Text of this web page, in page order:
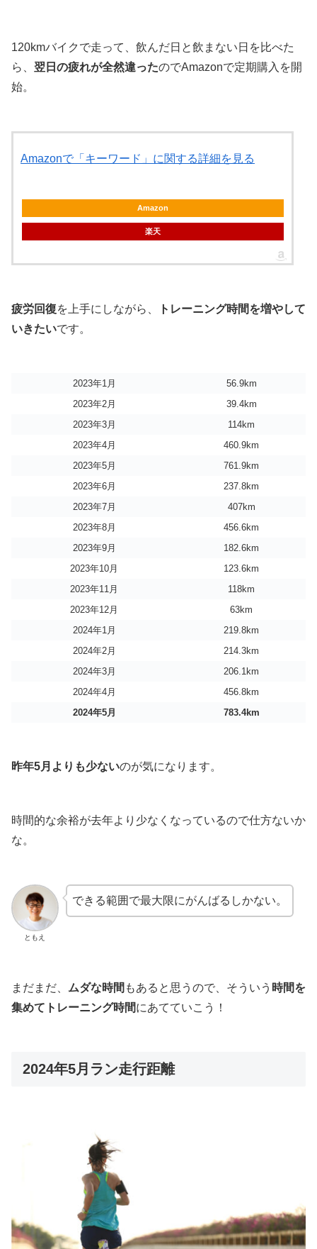
120kmバイクで走って、飲んだ日と飲まない日を比べた
ら、 翌日の疲れが全然違ったのでAmazonで定期購入を開
始。
Amazonで「キーワード」に関する詳細を見る
Amazon
楽天
疲労回復を上手にしながら、
トレーニング時間を増やして
いきたいです。
2023年1月
56.9km
2023年2月
39.4km
2023年3月
114km
2023年4月
460.9km
2023年5月
761.9km
2023年6月
237.8km
2023年7月
407km
2023年8月
456.6km
2023年9月
182.6km
2023年10月
123.6km
2023年11月
118km
2023年12月
63km
2024年1月
219.8km
2024年2月
214.3km
2024年3月
206.1km
2024年4月
456.8km
2024年5月
783.4km
昨年5月よりも少ないのが気になります。
時間的な余裕が去年より少なくなっているので仕方ないか
な。
ともえ
できる範囲で最大限にがんばるしかない。
まだまだ、 ムダな時間 もあると思うので、そういう 時間を
集めてトレーニング時間にあてていこう！
2024年5月ラン走行距離